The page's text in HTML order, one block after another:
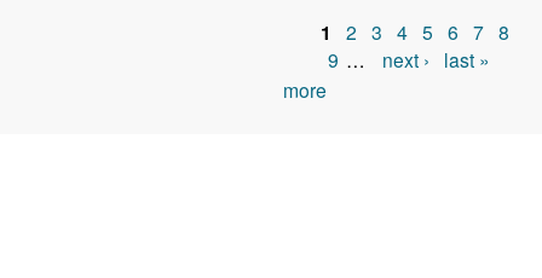
a
1 2 3 4 5 6 7 8
9 … next ›
last »
more